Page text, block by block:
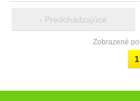
‹ Predchádzajúce
Zobrazené
1